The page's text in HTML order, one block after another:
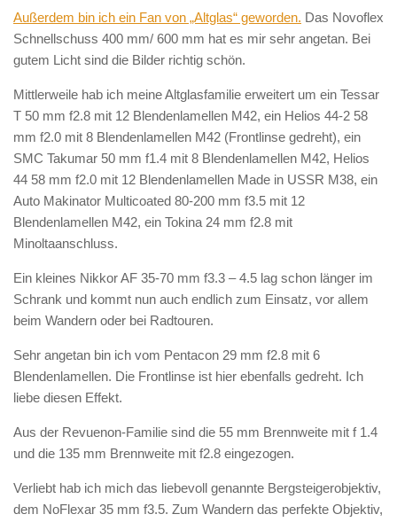
Außerdem bin ich ein Fan von „Altglas“ geworden. Das Novoflex
Schnellschuss 400 mm/ 600 mm hat es mir sehr angetan. Bei
gutem Licht sind die Bilder richtig schön.
Mittlerweile hab ich meine Altglasfamilie erweitert um ein Tessar
T 50 mm f2.8 mit 12 Blendenlamellen M42, ein Helios 44-2 58
mm f2.0 mit 8 Blendenlamellen M42 (Frontlinse gedreht), ein
SMC Takumar 50 mm f1.4 mit 8 Blendenlamellen M42, Helios
44 58 mm f2.0 mit 12 Blendenlamellen Made in USSR M38, ein
Auto Makinator Multicoated 80-200 mm f3.5 mit 12
Blendenlamellen M42, ein Tokina 24 mm f2.8 mit
Minoltaanschluss.
Ein kleines Nikkor AF 35-70 mm f3.3 – 4.5 lag schon länger im
Schrank und kommt nun auch endlich zum Einsatz, vor allem
beim Wandern oder bei Radtouren.
Sehr angetan bin ich vom Pentacon 29 mm f2.8 mit 6
Blendenlamellen. Die Frontlinse ist hier ebenfalls gedreht. Ich
liebe diesen Effekt.
Aus der Revuenon-Familie sind die 55 mm Brennweite mit f 1.4
und die 135 mm Brennweite mit f2.8 eingezogen.
Verliebt hab ich mich das liebevoll genannte Bergsteigerobjektiv,
dem NoFlexar 35 mm f3.5. Zum Wandern das perfekte Objektiv,